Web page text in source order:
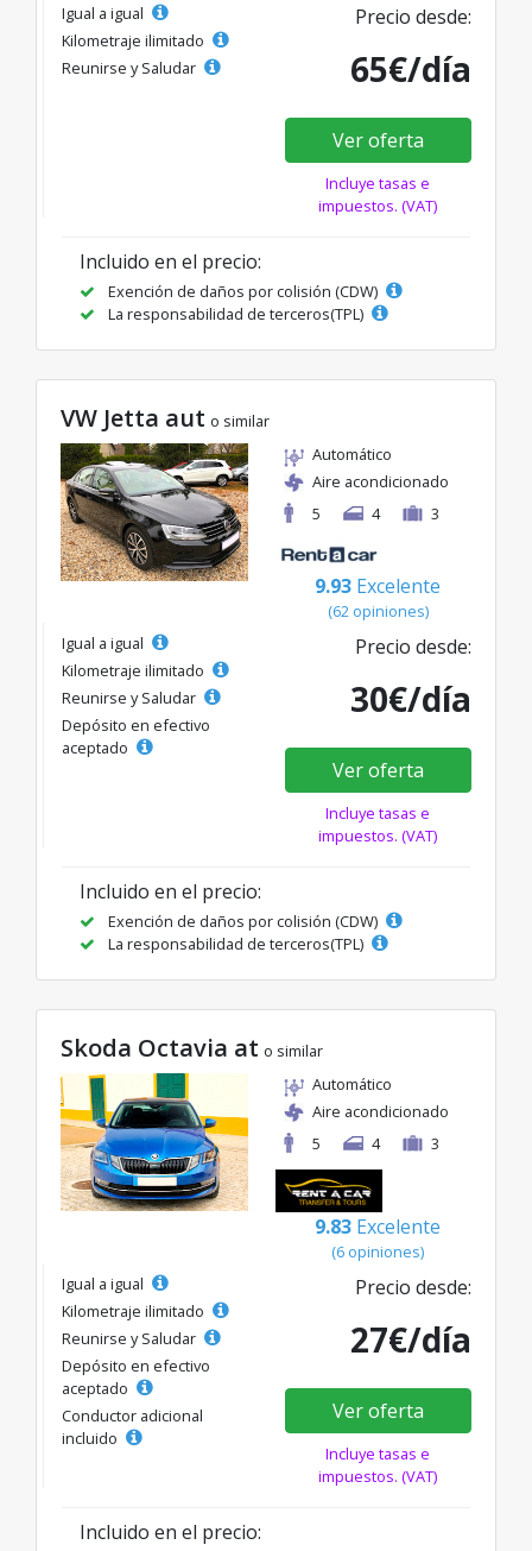
Igual a igual
Kilometraje ilimitado
Reunirse y Saludar
Precio desde:
65€/día
Ver oferta
Incluye tasas e
impuestos. (VAT)
Incluido en el precio:
Exención de daños por colisión (CDW)
La responsabilidad de terceros(TPL)
VW Jetta aut o similar
Automático
Aire acondicionado
5
4 3
9.93 Excelente
(62 opiniones)
Igual a igual
Kilometraje ilimitado
Reunirse y Saludar
Depósito en efectivo
aceptado
Precio desde:
30€/día
Ver oferta
Incluye tasas e
impuestos. (VAT)
Incluido en el precio:
Exención de daños por colisión (CDW)
La responsabilidad de terceros(TPL)
Skoda Octavia at o similar
Automático
Aire acondicionado
5
4 3
9.83 Excelente
(6 opiniones)
Igual a igual
Kilometraje ilimitado
Reunirse y Saludar
Depósito en efectivo
aceptado
Conductor adicional
incluido
Precio desde:
27€/día
Ver oferta
Incluye tasas e
impuestos. (VAT)
Incluido en el precio: